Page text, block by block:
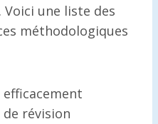
Voici une liste des
méthodologiques
de révision